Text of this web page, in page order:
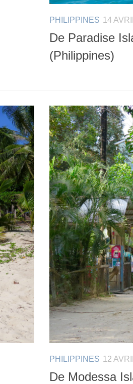
PHILIPPINES 14
De Paradise
(Philippines)
PHILIPPINES 12
De Modessa